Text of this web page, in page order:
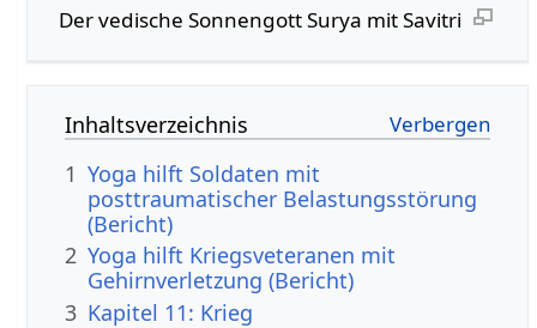
Der vedische Sonnengott Surya mit Savitri
Inhaltsverzeichnis
1 Yoga hilft Soldaten mit
posttraumatischer Belastungsstörung
(Bericht)
2 Yoga hilft Kriegsveteranen mit
Gehirnverletzung (Bericht)
3 Kapitel 11: Krieg